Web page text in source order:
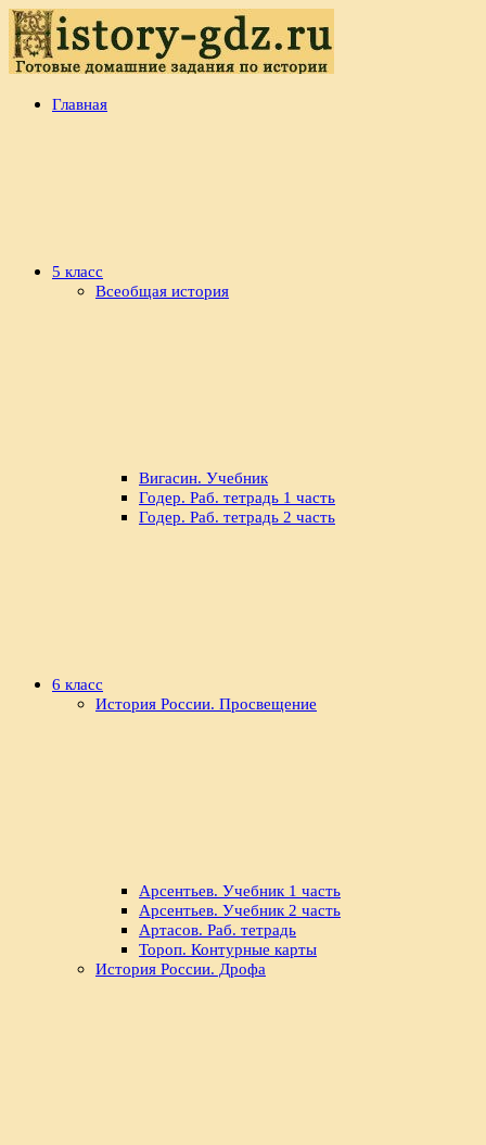
Перейти
к
содержимому
history-
ГотовыеГлавная
5 класс
Всеобщая история
Вигасин. Учебник
Годер. Раб. тетрадь 1 часть
Годер. Раб. тетрадь 2 часть
6 класс
История России. Просвещение
Арсентьев. Учебник 1 часть
Арсентьев. Учебник 2 часть
Артасов. Раб. тетрадь
Тороп. Контурные карты
История России. Дрофа